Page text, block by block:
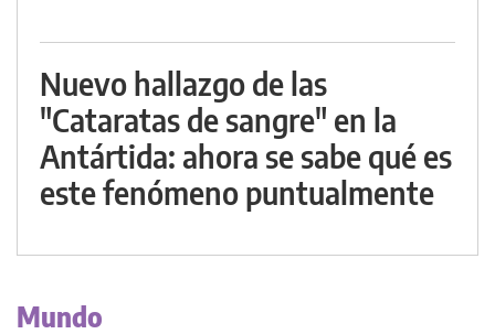
Nuevo hallazgo de las
"Cataratas de sangre" en la
Antártida: ahora se sabe qué es
este fenómeno puntualmente
Mundo